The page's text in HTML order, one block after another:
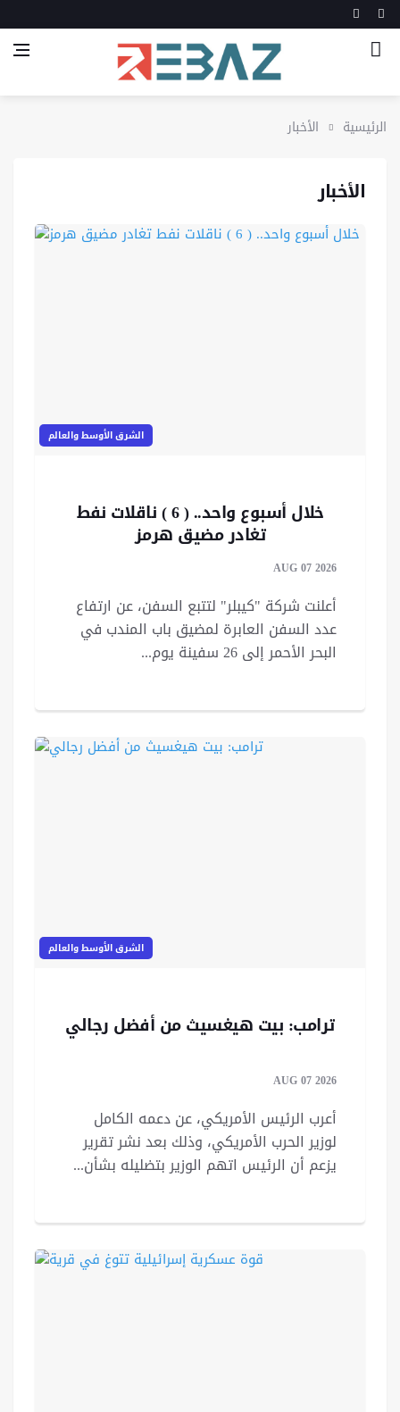
الرئيسية الأخبار
الأخبار
الشرق الأوسط والعالم
خلال أسبوع واحد.. ( 6 ) ناقلات نفط
تغادر مضيق هرمز
AUG 07 2026
أعلنت شركة "كيبلر" لتتبع السفن، عن ارتفاع
عدد السفن العابرة لمضيق باب المندب في
البحر الأحمر إلى 26 سفينة يوم...
الشرق الأوسط والعالم
ترامب: بيت هيغسيث من أفضل رجالي
AUG 07 2026
أعرب الرئيس الأمريكي، عن دعمه الكامل
لوزير الحرب الأمريكي، وذلك بعد نشر تقرير
يزعم أن الرئيس اتهم الوزير بتضليله بشأن...